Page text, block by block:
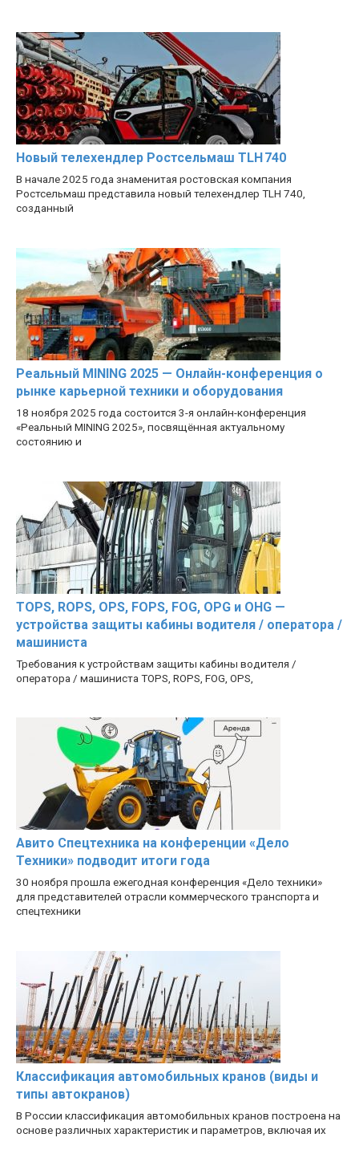
Новый телехендлер Ростсельмаш TLH 740
В начале 2025 года знаменитая ростовская компания
Ростсельмаш представила новый телехендлер TLH 740,
созданный
Реальный MINING 2025 — Онлайн-конференция о
рынке карьерной техники и оборудования
18 ноября 2025 года состоится 3-я онлайн-конференция
«Реальный MINING 2025», посвящённая актуальному
состоянию и
TOPS, ROPS, OPS, FOPS, FOG, OPG и OHG —
устройства защиты кабины водителя / оператора /
машиниста
Требования к устройствам защиты кабины водителя /
оператора / машиниста TOPS, ROPS, FOG, OPS,
Авито Спецтехника на конференции «Дело
Техники» подводит итоги года
30 ноября прошла ежегодная конференция «Дело техники»
для представителей отрасли коммерческого транспорта и
спецтехники
Классификация автомобильных кранов (виды и
типы автокранов)
В России классификация автомобильных кранов построена на
основе различных характеристик и параметров, включая их